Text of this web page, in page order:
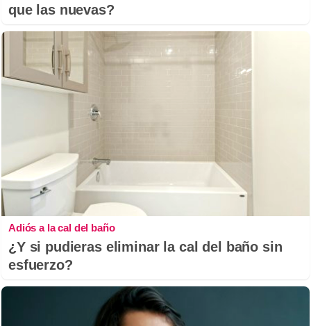
que las nuevas?
Adiós a la cal del baño
¿Y si pudieras eliminar la cal del baño sin
esfuerzo?